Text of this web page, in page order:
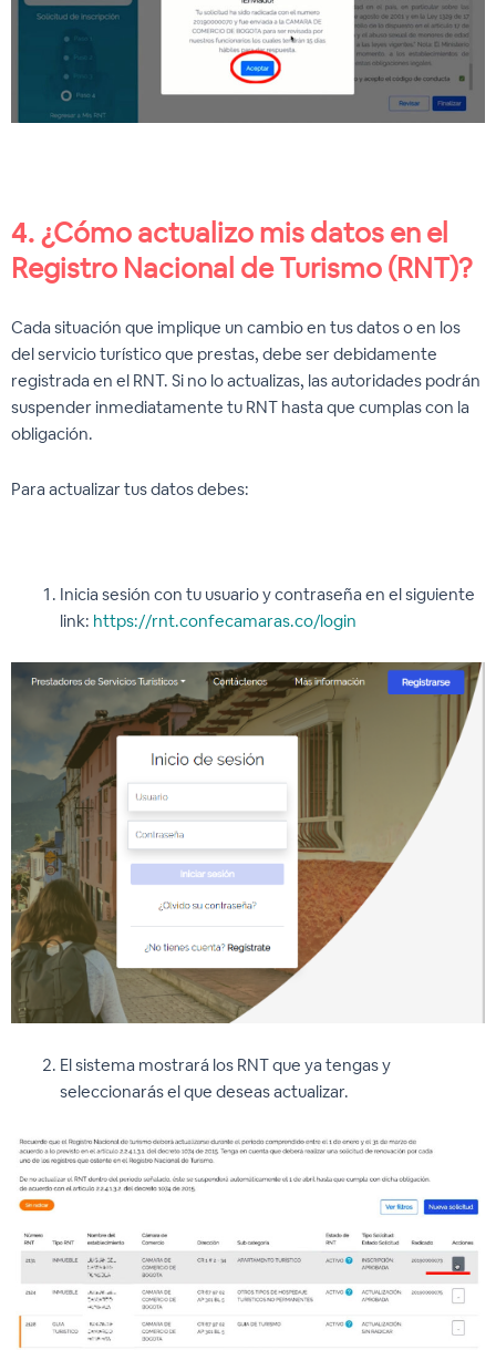
4.¿Cómo actualizo mis datos en el
Registro Nacional de Turismo (RNT)?
Cada situación que implique un cambio en tus datos o en los
del servicio turístico que prestas, debe ser debidamente
registrada en el RNT. Si no lo actualizas, las autoridades podrán
suspender inmediatamente tu RNT hasta que cumplas con la
obligación.
Para actualizar tus datos debes:
Inicia sesión con tu usuario y contraseña en el siguiente
link: https://rnt.confecamaras.co/login
El sistema mostrará los RNT que ya tengas y
seleccionarás el que deseas actualizar.